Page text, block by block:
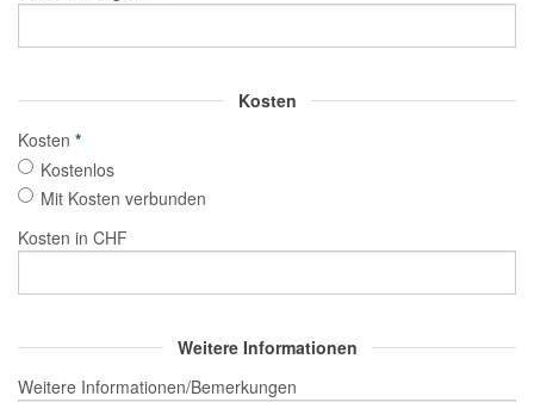
Kosten
Kosten *
Kostenlos
Mit Kosten verbunden
Kosten in CHF
Weitere Informationen
Weitere Informationen/Bemerkungen